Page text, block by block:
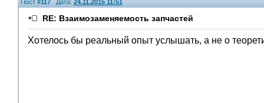
Пост #117 Дата: 24.11.2015 11:51
RE: Взаимозаменяемость запчастей
Хотелось бы реальный опыт услышать, а не о